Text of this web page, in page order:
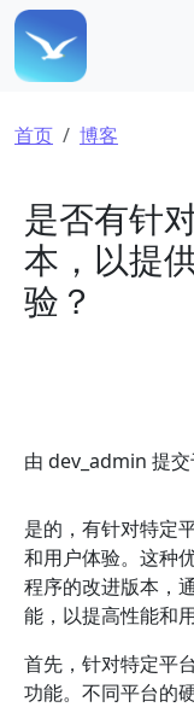
跳转到主要内容
面包屑
首页 博客
是否有针
本，以提
验？
由 dev_admin 提
是的，有针对特定
和用户体验。这种
程序的改进版本，
能，以提高性能和
首先，针对特定平
功能。不同平台的